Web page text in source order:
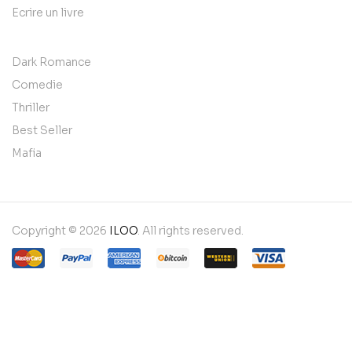
Ecrire un livre
Dark Romance
Comedie
Thriller
Best Seller
Mafia
Copyright © 2026 ILOO. All rights reserved.